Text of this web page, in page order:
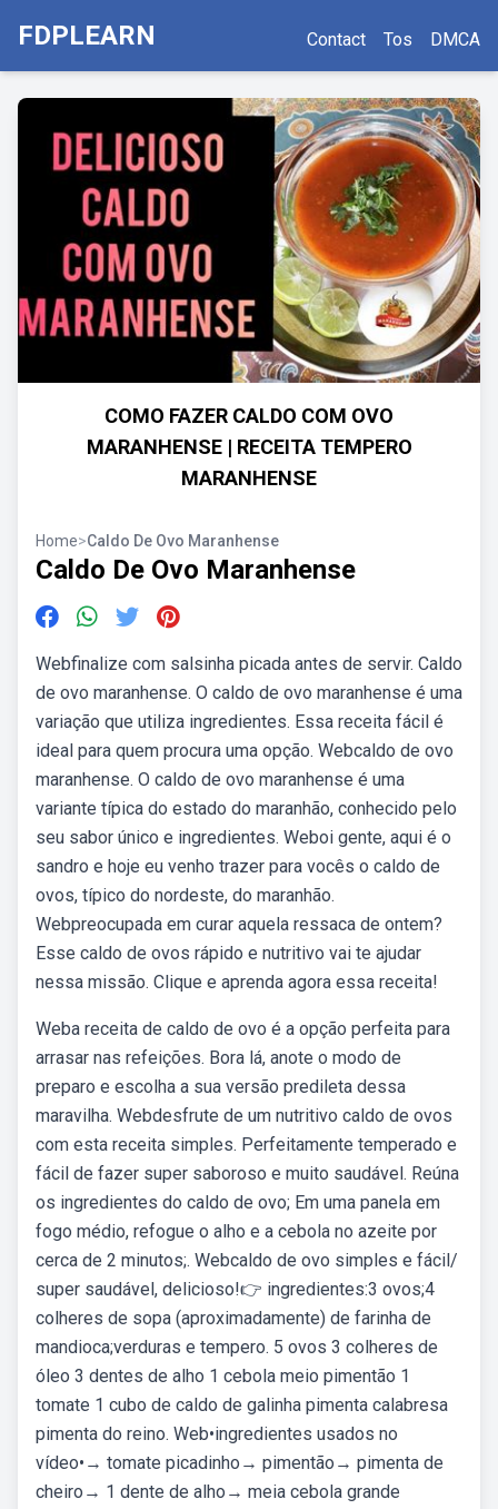
FDPLEARN Contact Tos DMCA
COMO FAZER CALDO COM OVO
MARANHENSE | RECEITA TEMPERO
MARANHENSE
Home>Caldo De Ovo Maranhense
Caldo De Ovo Maranhense
Webfinalize com salsinha picada antes de servir. Caldo
de ovo maranhense. O caldo de ovo maranhense é uma
variação que utiliza ingredientes. Essa receita fácil é
ideal para quem procura uma opção. Webcaldo de ovo
maranhense. O caldo de ovo maranhense é uma
variante típica do estado do maranhão, conhecido pelo
seu sabor único e ingredientes. Weboi gente, aqui é o
sandro e hoje eu venho trazer para vocês o caldo de
ovos, típico do nordeste, do maranhão.
Webpreocupada em curar aquela ressaca de ontem?
Esse caldo de ovos rápido e nutritivo vai te ajudar
nessa missão. Clique e aprenda agora essa receita!
Weba receita de caldo de ovo é a opção perfeita para
arrasar nas refeições. Bora lá, anote o modo de
preparo e escolha a sua versão predileta dessa
maravilha. Webdesfrute de um nutritivo caldo de ovos
com esta receita simples. Perfeitamente temperado e
fácil de fazer super saboroso e muito saudável. Reúna
os ingredientes do caldo de ovo; Em uma panela em
fogo médio, refogue o alho e a cebola no azeite por
cerca de 2 minutos;. Webcaldo de ovo simples e fácil/
super saudável, delicioso!👉 ingredientes:3 ovos;4
colheres de sopa (aproximadamente) de farinha de
mandioca;verduras e tempero. 5 ovos 3 colheres de
óleo 3 dentes de alho 1 cebola meio pimentão 1
tomate 1 cubo de caldo de galinha pimenta calabresa
pimenta do reino. Web•ingredientes usados no
vídeo•→ tomate picadinho→ pimentão→ pimenta de
cheiro→ 1 dente de alho→ meia cebola grande